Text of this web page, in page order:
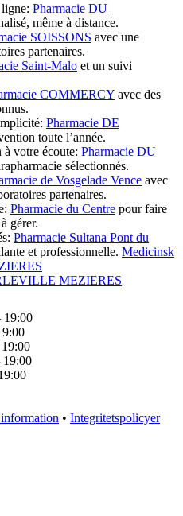
Pharmacie DU
même à distance.
SOISSONS avec une
partenaires.
Saint-Malo et un suivi
COMMERCY avec des
Pharmacie DE
toute l’année.
à votre écoute: Pharmacie DU
sélectionnés.
de Vosgelade Vence avec
partenaires.
Pharmacie du Centre pour faire
gérer.
Pharmacie Sultana Pont du
et professionnelle. Medicinsk
MEZIERES
19:00
19:00
• Integritetspolicyer